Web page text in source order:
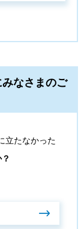
なさまのご
立たなかった